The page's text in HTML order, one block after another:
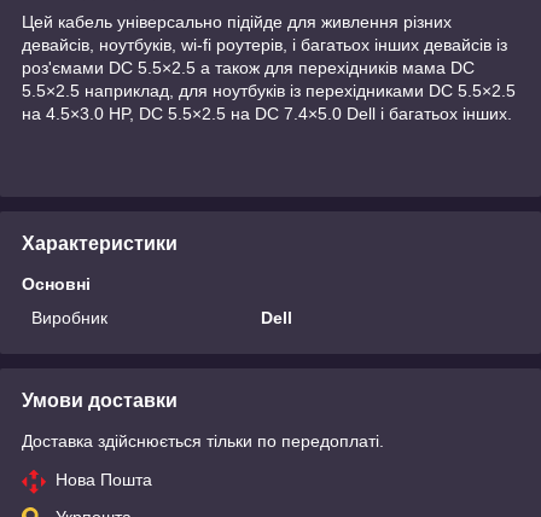
Цей кабель універсально підійде для живлення різних
девайсів, ноутбуків, wi-fi роутерів, і багатьох інших девайсів із
роз'ємами DC 5.5×2.5 а також для перехідників мама DC
5.5×2.5 наприклад, для ноутбуків із перехідниками DC 5.5×2.5
на 4.5×3.0 HP, DC 5.5×2.5 на DC 7.4×5.0 Dell і багатьох інших.
Характеристики
Основні
Виробник
Dell
Умови доставки
Доставка здійснюється тільки по передоплаті.
Нова Пошта